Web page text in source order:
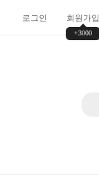
로그인 회원가입
+3000